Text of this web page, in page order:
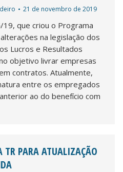
21 de novembro de 2019
que criou o Programa
na legislação dos
Lucros e Resultados
objetivo livrar empresas
contratos. Atualmente,
entre os empregados
ao do benefício com
TR PARA ATUALIZAÇÃO